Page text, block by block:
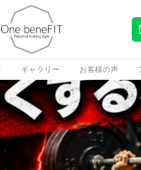
ギャラリー お客様の声